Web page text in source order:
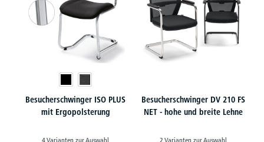
Besucherschwinger ISO PLUS
mit Ergopolsterung
4 Varianten zur Auswahl
Besucherschwinger DV 210 FS
NET - hohe und breite Lehne
2 Varianten zur Auswahl